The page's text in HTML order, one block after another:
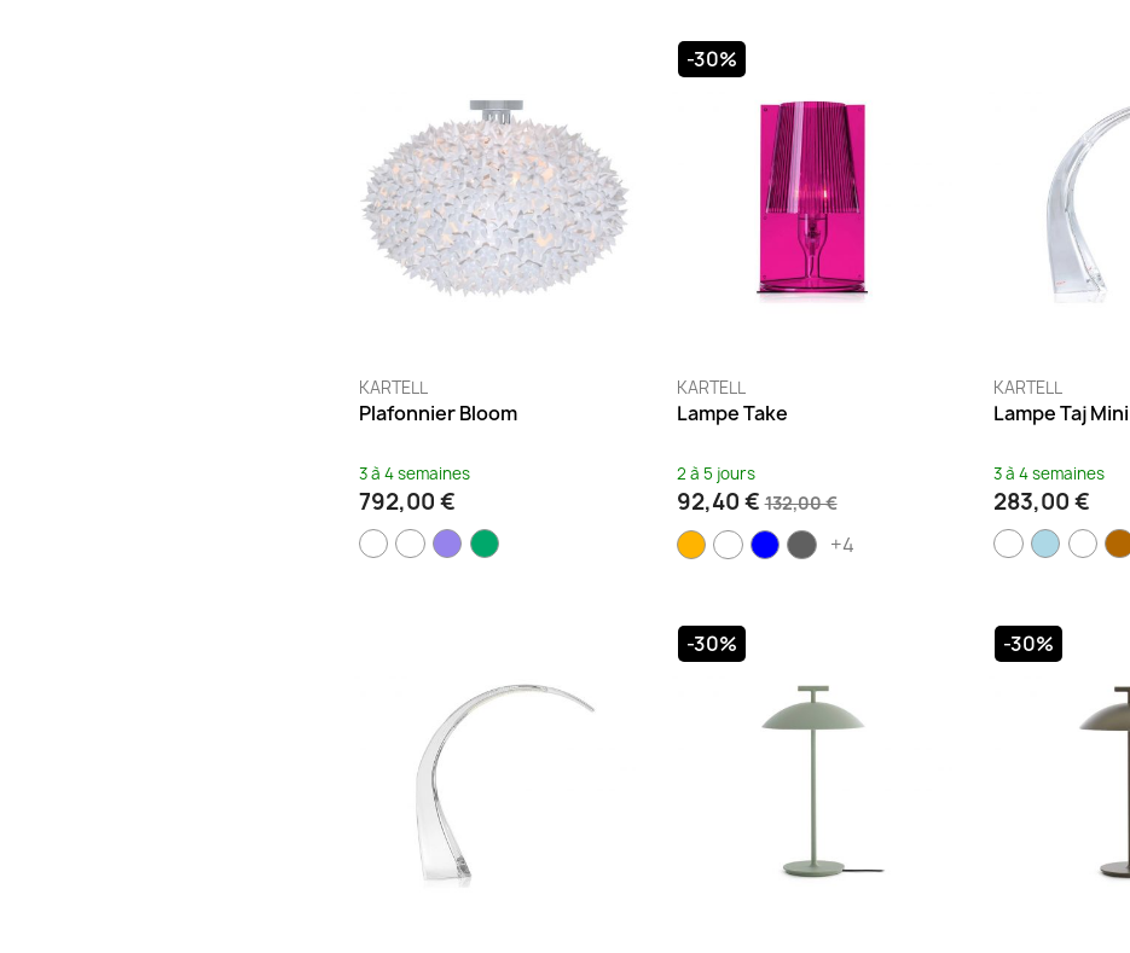
KARTELL
Plafonnier Bloom
3 à 4 semaines
792,00 €
KARTELL
Lampe Take
2 à 5 jours
92,40 €132,00 €
+4
-30%
KARTELL
Lampe Taj Mini
3 à 4 semaines
283,00 €
-30% -30%